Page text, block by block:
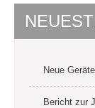
Neue
Bericht zur